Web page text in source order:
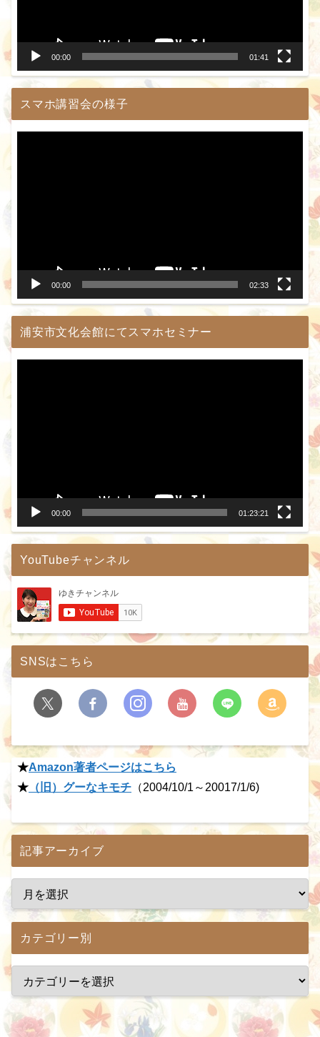
00:00 01:41
スマホ講習会の様子
00:00 02:33
浦安市文化会館にてスマホセミナー
00:00 01:23:21
YouTubeチャンネル
SNSはこちら
★Amazon著者ページはこちら
★ （旧）グーなキモチ （2004/10/1～20017/1/6)
記事アーカイブ
カテゴリー別